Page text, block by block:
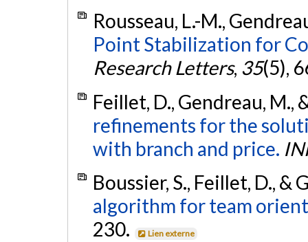
Rousseau, L.-M.,
Point Stabilization for
Research Letters, 35(5),
Feillet, D., Gendreau, M.,
refinements for the
with branch and price.
Boussier, S., Feillet, D., &
algorithm for team
230.
Lien externe